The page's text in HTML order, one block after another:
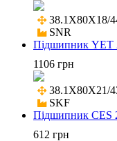
38.1X80X18/
SNR
Підшипник YET
1106 грн
38.1X80X21/
SKF
Підшипник CES
612 грн